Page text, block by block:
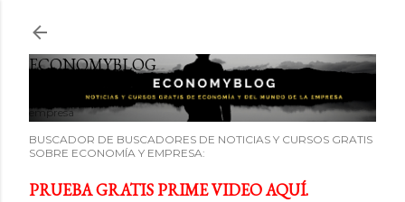
ECONOMYBLOG
Noticias y cursos GRATIS sobre economía y el mundo de la
empresa
BUSCADOR DE BUSCADORES DE NOTICIAS Y CURSOS GRATIS
SOBRE ECONOMÍA Y EMPRESA:
PRUEBA GRATIS PRIME VIDEO AQUÍ.